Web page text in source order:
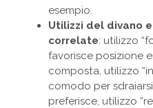
esempio.
Utilizzi del divano
correlate: utilizzo
favorisce posizione
composta, utilizzo
comodo per
preferisce, utilizzo